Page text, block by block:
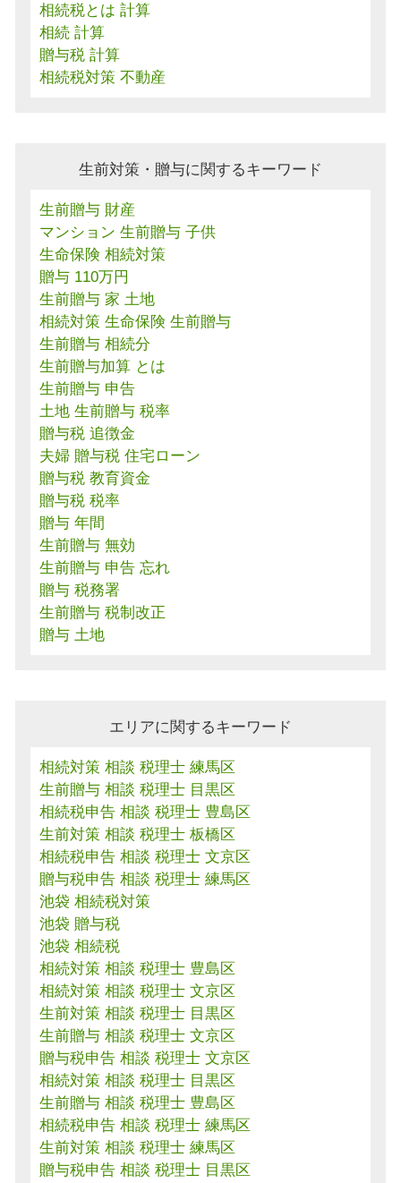
相続税とは 計算
相続 計算
贈与税 計算
相続税対策 不動産
生前対策・贈与に関するキーワード
生前贈与 財産
マンション 生前贈与 子供
生命保険 相続対策
贈与 110万円
生前贈与 家 土地
相続対策 生命保険 生前贈与
生前贈与 相続分
生前贈与加算 とは
生前贈与 申告
土地 生前贈与 税率
贈与税 追徴金
夫婦 贈与税 住宅ローン
贈与税 教育資金
贈与税 税率
贈与 年間
生前贈与 無効
生前贈与 申告 忘れ
贈与 税務署
生前贈与 税制改正
贈与 土地
エリアに関するキーワード
相続対策 相談 税理士 練馬区
生前贈与 相談 税理士 目黒区
相続税申告 相談 税理士 豊島区
生前対策 相談 税理士 板橋区
相続税申告 相談 税理士 文京区
贈与税申告 相談 税理士 練馬区
池袋 相続税対策
池袋 贈与税
池袋 相続税
相続対策 相談 税理士 豊島区
相続対策 相談 税理士 文京区
生前対策 相談 税理士 目黒区
生前贈与 相談 税理士 文京区
贈与税申告 相談 税理士 文京区
相続対策 相談 税理士 目黒区
生前贈与 相談 税理士 豊島区
相続税申告 相談 税理士 練馬区
生前対策 相談 税理士 練馬区
贈与税申告 相談 税理士 目黒区